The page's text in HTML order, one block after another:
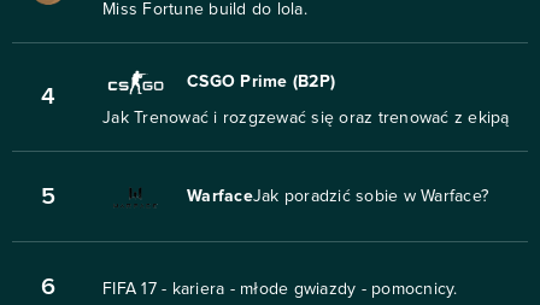
Miss Fortune build do lola.
4
CSGO Prime (B2P)
Jak Trenować i rozgzewać się oraz trenować z ekipą
5 WarfaceJak poradzić sobie w Warface?
6 FIFA 17 - kariera - młode gwiazdy - pomocnicy.